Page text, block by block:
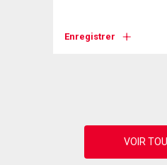
Enregistrer